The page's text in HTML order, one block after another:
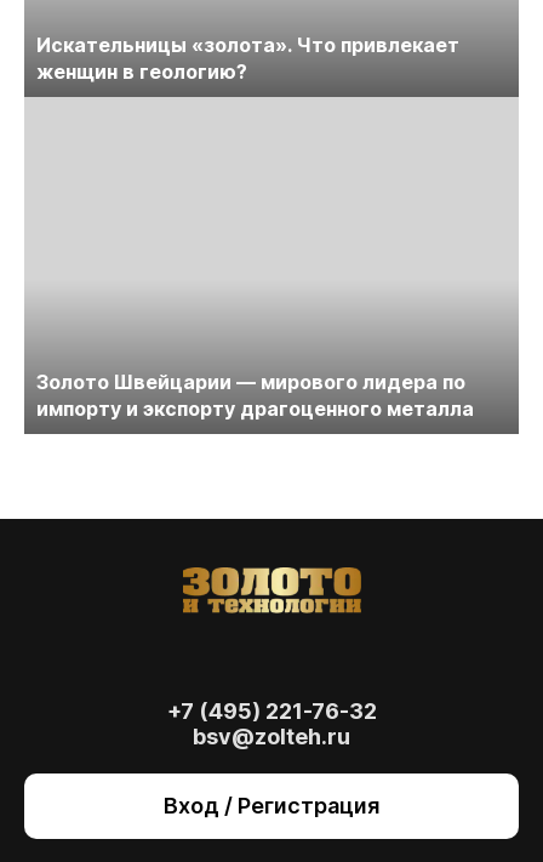
Искательницы «золота». Что привлекает
женщин в геологию?
Золото Швейцарии — мирового лидера по
импорту и экспорту драгоценного металла
+7 (495) 221-76-32
bsv@zolteh.ru
Вход / Регистрация
также для анализа сайта и улучшения